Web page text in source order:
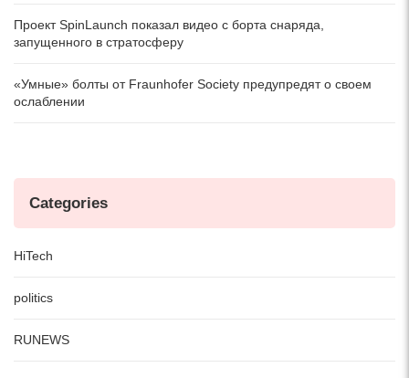
Проект SpinLaunch показал видео с борта снаряда,
запущенного в стратосферу
«Умные» болты от Fraunhofer Society предупредят о своем
ослаблении
Categories
HiTech
politics
RUNEWS